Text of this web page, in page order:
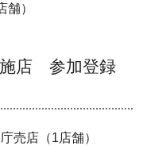
）
施店 参加登録
売店（1店舗）